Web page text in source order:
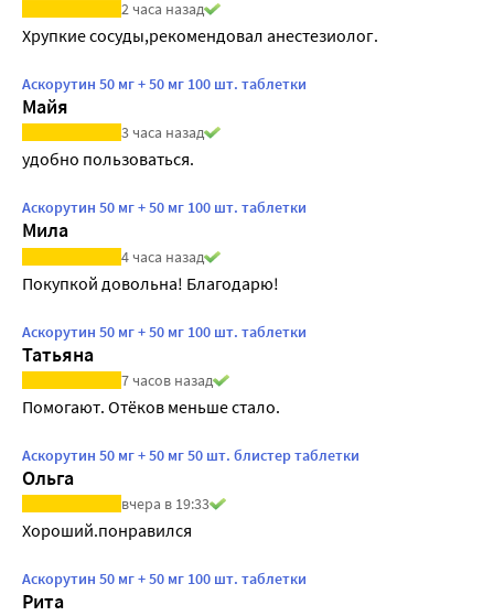
2 часа назад
Хрупкие сосуды,рекомендовал анестезиолог.
Аскорутин 50 мг + 50 мг 100 шт. таблетки
Майя
3 часа назад
удобно пользоваться.
Аскорутин 50 мг + 50 мг 100 шт. таблетки
Мила
4 часа назад
Покупкой довольна! Благодарю!
Аскорутин 50 мг + 50 мг 100 шт. таблетки
Татьяна
7 часов назад
Помогают. Отёков меньше стало.
Аскорутин 50 мг + 50 мг 50 шт. блистер таблетки
Ольга
вчера в 19:33
Хороший.понравился
Аскорутин 50 мг + 50 мг 100 шт. таблетки
Рита